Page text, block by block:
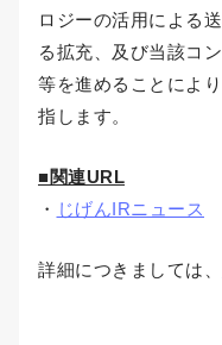
ロジーの活用による
る拡充、及び当該コ
等を進めることによ
指します。
■関連URL
・ じげんIRニュース
詳細につきましては、